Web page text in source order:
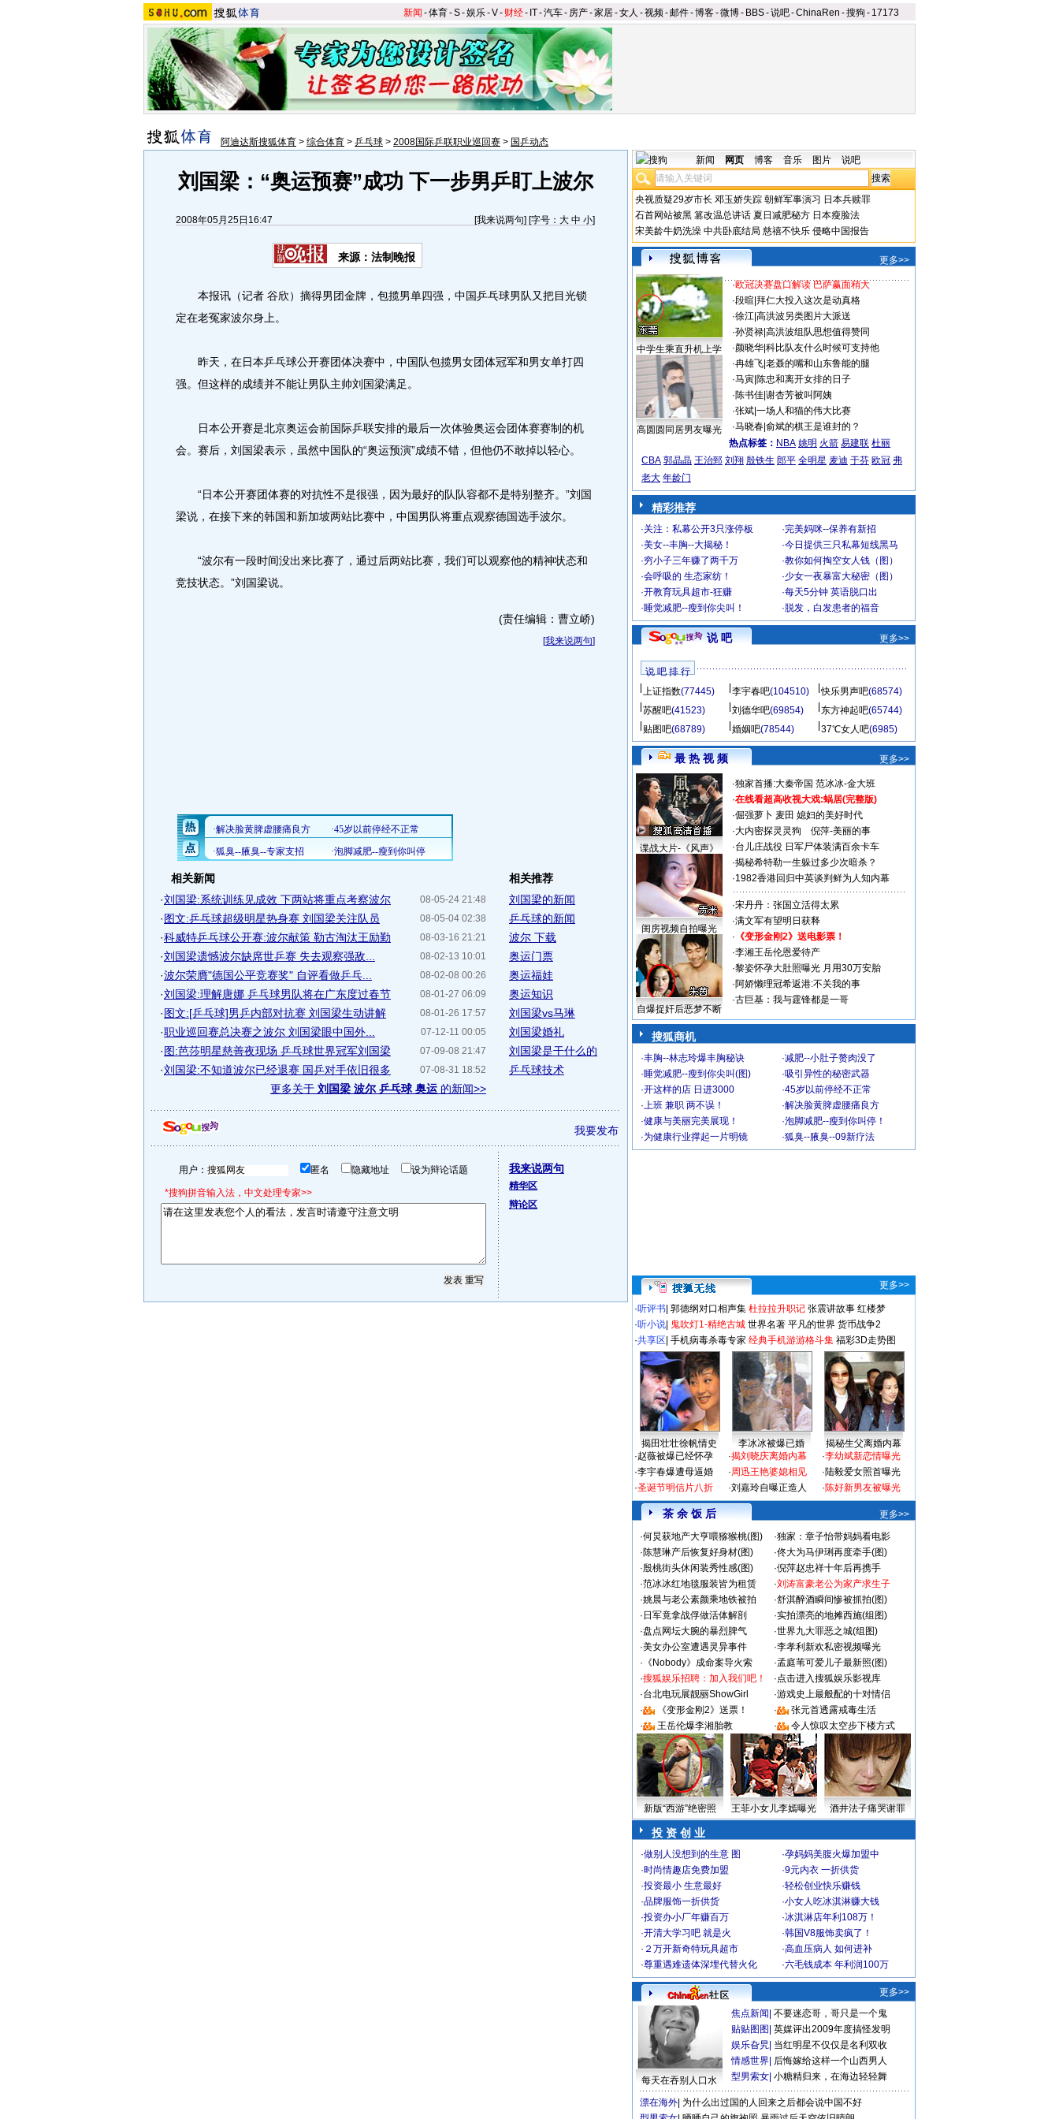
新闻 -体育-S-娱乐-V- 财经- IT-汽车- 房产-家居-女人 -视频-邮件-博客-微博- BBS-说吧-ChinaRen -搜狗 - 17173
阿迪达斯搜狐体育 > 综合体育 > 乒乓球 > 2008国际乒联职业巡回赛 > 国乒动态
刘国梁：“奥运预赛”成功 下一步男乒盯上波尔
2008年05月25日16:47 [我来说两句] [字号： 大 中 小]
来源：法制晚报
本报讯（记者 谷欣）摘得男团金牌，包揽男单四强，中国乒乓球男队又把目光锁
定在老冤家波尔身上。
昨天，在日本乒乓球公开赛团体决赛中，中国队包揽男女团体冠军和男女单打四
强。但这样的成绩并不能让男队主帅刘国梁满足。
日本公开赛是北京奥运会前国际乒联安排的最后一次体验奥运会团体赛赛制的机
会。赛后，刘国梁表示，虽然中国队的“奥运预演”成绩不错，但他仍不敢掉以轻心。
“日本公开赛团体赛的对抗性不是很强，因为最好的队队容都不是特别整齐。”刘国
梁说，在接下来的韩国和新加坡两站比赛中，中国男队将重点观察德国选手波尔。
“波尔有一段时间没出来比赛了，通过后两站比赛，我们可以观察他的精神状态和
竞技状态。”刘国梁说。
(责任编辑：曹立峤)
[我来说两句]
相关新闻
08-05-24 21:48
·刘国梁:系统训练见成效 下两站将重点考察波尔
08-05-04 02:38
·图文:乒乓球超级明星热身赛 刘国梁关注队员
08-03-16 21:21
·科威特乒乓球公开赛:波尔献策 勒古淘汰王励勤
08-02-13 10:01
·刘国梁遗憾波尔缺席世乒赛 失去观察强敌...
08-02-08 00:26
·波尔荣膺"德国公平竞赛奖" 自评看做乒乓...
08-01-27 06:09
·刘国梁:理解唐娜 乒乓球男队将在广东度过春节
08-01-26 17:57
·图文:[乒乓球]男乒内部对抗赛 刘国梁生动讲解
07-12-11 00:05
·职业巡回赛总决赛之波尔 刘国梁眼中国外...
07-09-08 21:47
·图:芭莎明星慈善夜现场 乒乓球世界冠军刘国梁
07-08-31 18:52
·刘国梁:不知道波尔已经退赛 国乒对手依旧很多
更多关于 刘国梁 波尔 乒乓球 奥运 的新闻>>
相关推荐
刘国梁的新闻
乒乓球的新闻
波尔 下载
奥运门票
奥运福娃
奥运知识
刘国梁vs马琳
刘国梁婚礼
刘国梁是干什么的
乒乓球技术
我要发布
用户： 匿名 隐藏地址 设为辩论话题
*搜狗拼音输入法，中文处理专家>>
我来说两句
精华区
辩论区
新闻 网页 博客 音乐 图片 说吧
央视质疑29岁市长 邓玉娇失踪 朝鲜军事演习 日本兵赎罪
石首网站被黑 篡改温总讲话 夏日减肥秘方 日本瘦脸法
宋美龄牛奶洗澡 中共卧底结局 慈禧不快乐 侵略中国报告
更多>>
中学生乘直升机上学
高圆圆同居男友曝光
·欧冠决赛盘口解读 巴萨赢面稍大
·段暄 拜仁大投入这次是动真格
·徐江| 高洪波另类图片大派送
·孙贤禄| 高洪波组队思想值得赞同
·颜晓华| 科比队友什么时候可支持他
·冉雄飞| 老聂的嘴和山东鲁能的腿
·马寅| 陈忠和离开女排的日子
·陈书佳| 谢杏芳被叫阿姨
·张斌| 一场人和猫的伟大比赛
·马晓春| 俞斌的棋王是谁封的？
热点标签： NBA 姚明 火箭 易建联 杜丽
CBA 郭晶晶 王治郅 刘翔 殷铁生 郎平 全明星 麦迪 于芬 欧冠 弗
老大 年龄门
精彩推荐
·关注：私幕公开3只涨停板 ·完美妈咪--保养有新招
·美女--丰胸--大揭秘！ ·今日提供三只私幕短线黑马
·穷小子三年赚了两千万 ·教你如何掏空女人钱（图）
·会呼吸的 生态家纺！ ·少女一夜暴富大秘密（图）
·开教育玩具超市-狂赚 ·每天5分钟 英语脱口出
·睡觉减肥--瘦到你尖叫！ · 脱发，白发患者的福音
说 吧 更多>>
说 吧 排 行
上证指数(77445) 李宇春吧(104510) 快乐男声吧(68574)
苏醒吧(41523) 刘德华吧(69854) 东方神起吧(65744)
贴图吧(68789) 婚姻吧(78544) 37℃女人吧(6985)
最 热 视 频 更多>>
谍战大片-《风声》
闺房视频自拍曝光
自爆捉奸后恶梦不断
·独家首播:大秦帝国 范冰冰-金大班
·在线看超高收视大戏:蜗居(完整版)
·倔强萝卜 麦田 媳妇的美好时代
·大内密探灵灵狗
倪萍-美丽的事
·台儿庄战役 日军尸体装满百余卡车
·揭秘希特勒一生躲过多少次暗杀？
·1982香港回归中英谈判鲜为人知内幕
·宋丹丹：张国立活得太累
·满文军有望明日获释
· 《变形金刚2》送电影票！
·李湘王岳伦恩爱待产
·黎姿怀孕大肚照曝光 月用30万安胎
·阿娇懒理冠希返港:不关我的事
·古巨基：我与霆锋都是一哥
搜狐商机
·丰胸--林志玲爆丰胸秘诀 ·减肥--小肚子赘肉没了
·睡觉减肥--瘦到你尖叫(图) ·吸引异性的秘密武器
·开这样的店 日进3000 ·45岁以前停经不正常
·上班 兼职 两不误！ ·解决脸黄脾虚腰痛良方
·健康与美丽完美展现！ ·泡脚减肥--瘦到你叫停！
·为健康行业撑起一片明镜 ·狐臭--腋臭--09新疗法
更多>>
·听评书 郭德纲对口相声集 杜拉拉升职记 张震讲故事 红楼梦
·听小说 鬼吹灯1-精绝古城 世界名著 平凡的世界 货币战争2
·共享区 手机病毒杀毒专家 经典手机游游格斗集 福彩3D走势图
揭田壮壮徐帆情史 李冰冰被爆已婚
揭秘生父离婚内幕
·赵薇被爆已经怀孕
·李宇春爆遭母逼婚
·圣诞节明信片八折
·揭刘晓庆离婚内幕
·周迅王艳婆媳相见
·刘嘉玲自曝正造人
·李幼斌新恋情曝光
·陆毅爱女照首曝光
·陈好新男友被曝光
茶 余 饭 后
更多>>
·何炅获地产大亨喂猕猴桃(图) ·独家：章子怡带妈妈看电影
·陈慧琳产后恢复好身材(图) ·佟大为马伊琍再度牵手(图)
·殷桃街头休闲装秀性感(图) ·倪萍赵忠祥十年后再携手
·范冰冰红地毯服装皆为租赁 ·刘涛富豪老公为家产求生子
·姚晨与老公素颜乘地铁被拍 ·舒淇醉酒瞬间惨被抓拍(图)
· 日军竟拿战俘做活体解剖 ·实拍漂亮的地摊西施(组图)
·盘点网坛大腕的暴烈脾气 ·世界九大罪恶之城(组图)
·美女办公室遭遇灵异事件 ·李孝利新欢私密视频曝光
· 《Nobody》成命案导火索 ·孟庭苇可爱儿子最新照(图)
·搜狐娱乐招聘：加入我们吧！ ·点击进入搜狐娱乐影视库
·台北电玩展靓丽ShowGirl ·游戏史上最般配的十对情侣
·
《变形金刚2》送票！ ·
张元首透露戒毒生活
·
王岳伦爆李湘胎教 · 令人惊叹太空步下楼方式
新版“西游”绝密照 王菲小女儿李嫣曝光 酒井法子痛哭谢罪
投 资 创 业
·做别人没想到的生意 图 ·孕妈妈美腹火爆加盟中
·时尚情趣店免费加盟 ·9元内衣 一折供货
·投资最小 生意最好 ·轻松创业快乐赚钱
·品牌服饰一折供货 ·小女人吃冰淇淋赚大钱
·投资办小厂年赚百万 ·冰淇淋店年利108万！
·开清大学习吧 就是火 ·韩国V8服饰卖疯了！
· ２万开新奇特玩具超市 ·高血压病人 如何进补
·尊重遇难遗体深埋代替火化 ·六毛钱成本 年利润100万
更多>>
每天在吞别人口水
焦点新闻 不要迷恋哥，哥只是一个鬼
贴贴图图 英媒评出2009年度搞怪发明
娱乐旮旯 当红明星不仅仅是名利双收
情感世界 后悔嫁给这样一个山西男人
型男索女 小糖精归来，在海边轻轻舞
漂在海外 为什么出过国的人回来之后都会说中国不好